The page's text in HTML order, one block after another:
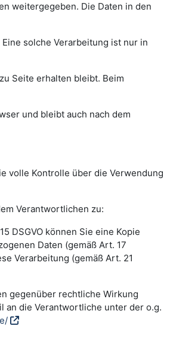
weitergegeben. Die Daten in den
solche Verarbeitung ist nur in
Seite erhalten bleibt. Beim
und bleibt auch nach dem
volle Kontrolle über die Verwendung
Verantwortlichen zu:
DSGVO können Sie eine Kopie
Daten (gemäß Art. 17
Verarbeitung (gemäß Art. 21
gegenüber rechtliche Wirkung
an die Verantwortliche unter der o.g.